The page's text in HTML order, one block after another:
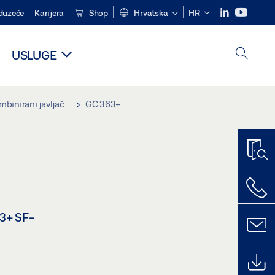
Karijera Shop Hrvatska HR
USLUGE
javljač GC 363+
SF-